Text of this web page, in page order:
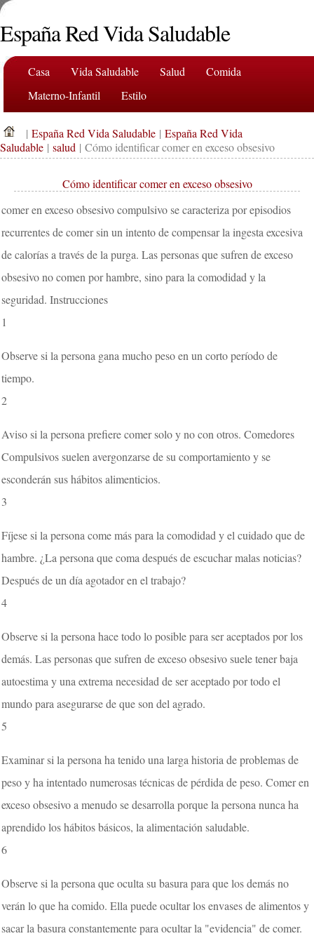
España Red Vida Saludable
Casa Vida Saludable Salud
Comida
Materno-Infantil
Estilo
| España Red Vida Saludable | España Red Vida
Saludable | salud | Cómo identificar comer en exceso obsesivo
Cómo identificar comer en exceso obsesivo
comer en exceso obsesivo compulsivo se caracteriza por episodios
recurrentes de comer sin un intento de compensar la ingesta excesiva
de calorías a través de la purga. Las personas que sufren de exceso
obsesivo no comen por hambre, sino para la comodidad y la
seguridad. Instrucciones
1
Observe si la persona gana mucho peso en un corto período de
tiempo.
2
Aviso si la persona prefiere comer solo y no con otros. Comedores
Compulsivos suelen avergonzarse de su comportamiento y se
esconderán sus hábitos alimenticios.
3
Fíjese si la persona come más para la comodidad y el cuidado que de
hambre. ¿La persona que coma después de escuchar malas noticias?
Después de un día agotador en el trabajo?
4
Observe si la persona hace todo lo posible para ser aceptados por los
demás. Las personas que sufren de exceso obsesivo suele tener baja
autoestima y una extrema necesidad de ser aceptado por todo el
mundo para asegurarse de que son del agrado.
5
Examinar si la persona ha tenido una larga historia de problemas de
peso y ha intentado numerosas técnicas de pérdida de peso. Comer en
exceso obsesivo a menudo se desarrolla porque la persona nunca ha
aprendido los hábitos básicos, la alimentación saludable.
6
Observe si la persona que oculta su basura para que los demás no
verán lo que ha comido. Ella puede ocultar los envases de alimentos y
sacar la basura constantemente para ocultar la "evidencia" de comer.